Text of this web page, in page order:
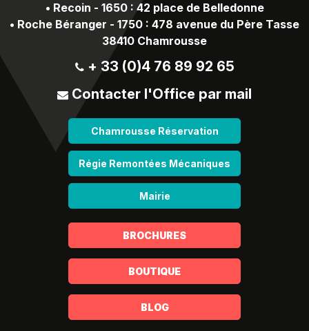
• Recoin - 1650 : 42 place de Belledonne
• Roche Béranger - 1750 : 478 avenue du Père Tasse
38410 Chamrousse
+ 33 (0)4 76 89 92 65
Contacter l'Office par mail
Chamrousse Réservation
Régie Remontées Mécaniques
Mairie
BROCHURES
BOUTIQUE
BLOG